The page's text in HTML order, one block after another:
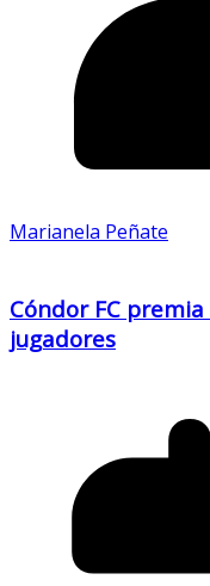
Marianela Peñate
Cóndor FC
jugadores